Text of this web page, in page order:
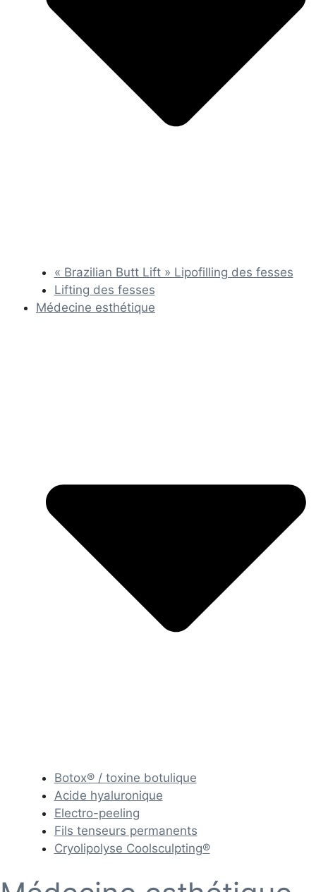
« Brazilian Butt Lift » Lipofilling des fesses
Lifting des fesses
Médecine esthétique
Botox® / toxine botulique
Acide hyaluronique
Electro-peeling
Fils tenseurs permanents
Cryolipolyse Coolsculpting®